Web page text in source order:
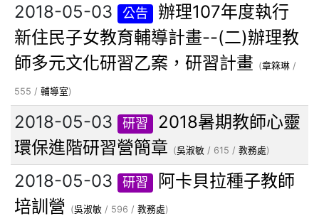
2018-05-03 公告
辦理107年度執行
新住民子女教育輔導計畫--(二)辦理教
師多元文化研習乙案，研習計畫 (章箖琳 /
555 / 輔導室)
2018-05-03 研習
2018暑期教師心靈
環保進階研習營簡章 (吳淑敏 / 615 / 教務處)
2018-05-03 研習
阿卡貝拉種子教師
培訓營 (吳淑敏 / 596 / 教務處)